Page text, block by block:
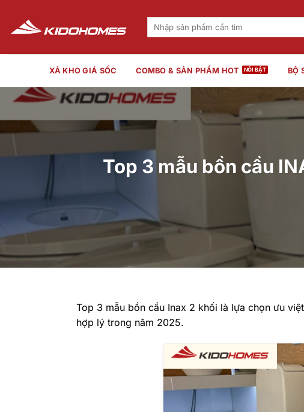
nội
dung
Tìm
XẢ KHO GIÁ SỐC COMBO & SẢN PHẨM HOT BỘ
Top 3 mẫu bồn cầu
Top 3 mẫu bồn cầu Inax 2 khối là lựa chọn ưu
hợp lý trong năm 2025.